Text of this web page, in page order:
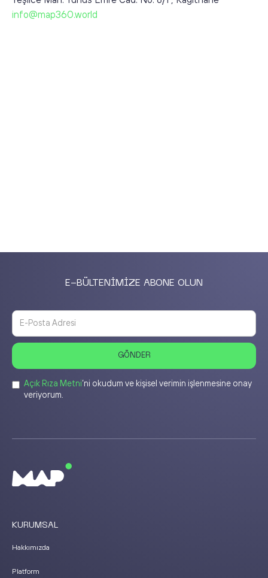
info@map360.world
E-BÜLTENİMİZE ABONE OLUN
Açık Rıza Metni’ni okudum ve kişisel verimin işlenmesine onay
veriyorum.
KURUMSAL
Hakkımızda
Platform